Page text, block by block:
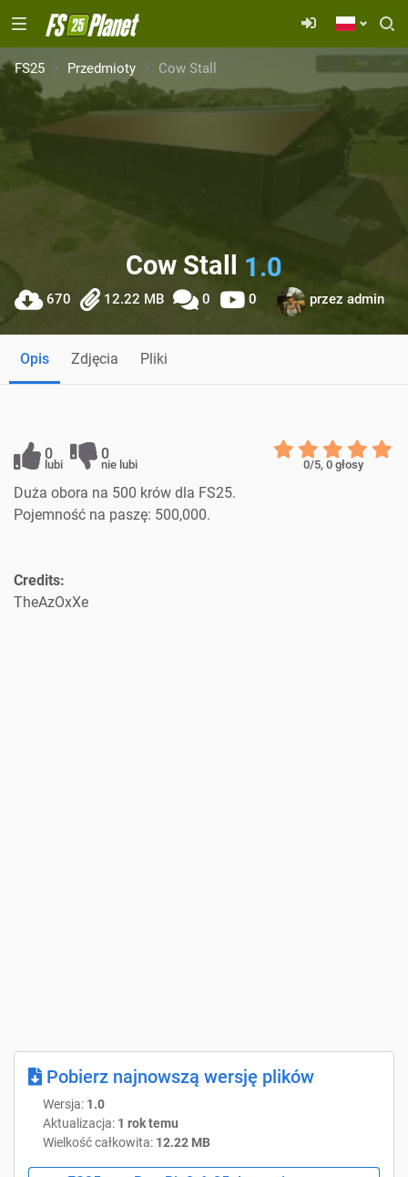
FS25 Przedmioty Cow Stall
Cow Stall 1.0
670 12.22 MB 0 0 przez admin
Opis Zdjęcia Pliki
0
lubi
0
nie lubi 0/5, 0głosy
Duża obora na 500 krów dla FS25.
Pojemność na paszę: 500,000.
Credits:
TheAzOxXe
Pobierz najnowszą wersję plików
Wersja: 1.0
Aktualizacja: 1 rok temu
Wielkość całkowita: 12.22 MB